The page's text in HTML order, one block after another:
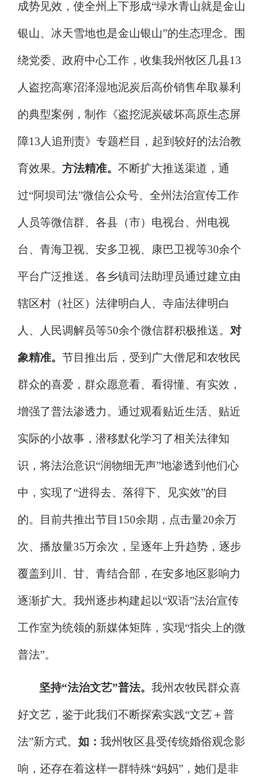
成势见效，使全州上下形成“绿水青山就是金山
银山、冰天雪地也是金山银山”的生态理念。围
绕党委、政府中心工作，收集我州牧区几县13
人盗挖高寒沼泽湿地泥炭后高价销售牟取暴利
的典型案例，制作《盗挖泥炭破坏高原生态屏
障13人追刑责》专题栏目，起到较好的法治教
育效果。 方法精准。 不断扩大推送渠道，通
过“阿坝司法”微信公众号、全州法治宣传工作
人员等微信群、各县（市）电视台、州电视
台、青海卫视、安多卫视、康巴卫视等30余个
平台广泛推送。各乡镇司法助理员通过建立由
辖区村（社区）法律明白人、寺庙法律明白
人、人民调解员等50余个微信群积极推送。 对
象精准。 节目推出后，受到广大僧尼和农牧民
群众的喜爱，群众愿意看、看得懂、有实效，
增强了普法渗透力。通过观看贴近生活、贴近
实际的小故事，潜移默化学习了相关法律知
识，将法治意识“润物细无声”地渗透到他们心
中，实现了“进得去、落得下、见实效”的目
的。目前共推出节目 150余期，点击量20余万
次、播放量35万余次，呈逐年上升趋势，逐步
覆盖到川、甘、青结合部，在安多地区影响力
逐渐扩大。我州逐步构建起以“双语”法治宣传
工作室为统领的新媒体矩阵，实现“指尖上的微
普法”。
坚持“法治文艺”普法。我州农牧民群众喜
好文艺，鉴于此我们不断探索实践“文艺＋普
法”新方式。 如： 我州牧区县受传统婚俗观念影
响，还存在着这样一群特殊“妈妈” ，她们是非